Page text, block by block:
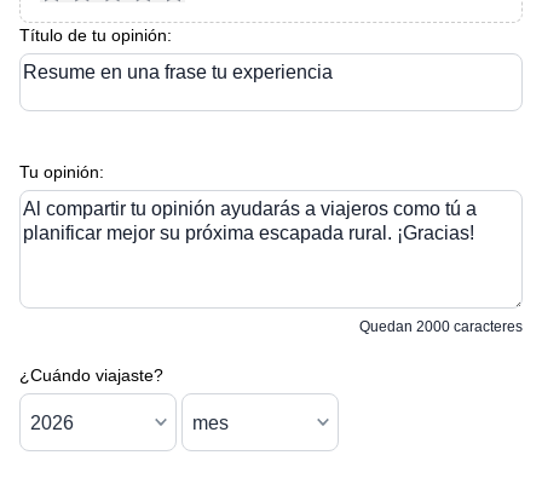
Título de tu opinión:
Resume en una frase tu experiencia
Tu opinión:
Al compartir tu opinión ayudarás a viajeros como tú a
planificar mejor su próxima escapada rural. ¡Gracias!
Quedan 2000 caracteres
¿Cuándo viajaste?